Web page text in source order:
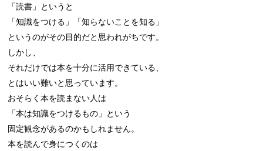
「読書」というと
「知識をつける」「知らないことを知る」
というのがその目的だと思われがちです。
しかし、
それだけでは本を十分に活用できている、
とはいい難いと思っています。
おそらく本を読まない人は
「本は知識をつけるもの」という
固定観念があるのかもしれません。
本を読んで身につくのは